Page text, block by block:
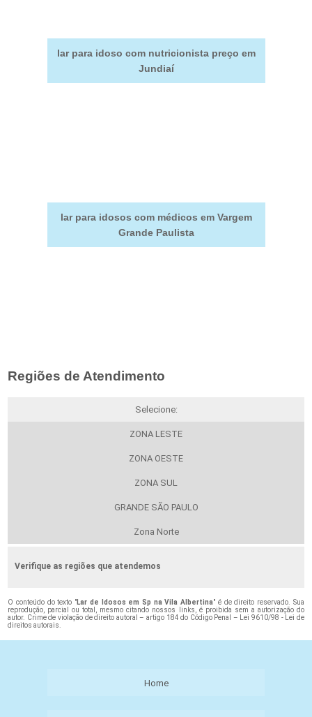
lar para idoso com nutricionista preço em
Jundiaí
lar para idosos com médicos em Vargem
Grande Paulista
Regiões de Atendimento
Selecione:
ZONA LESTE
ZONA OESTE
ZONA SUL
GRANDE SÃO PAULO
Zona Norte
Verifique as regiões que atendemos
O conteúdo do texto "Lar de Idosos em Sp na Vila Albertina" é de direito reservado. Sua
reprodução, parcial ou total, mesmo citando nossos links, é proibida sem a autorização do
autor. Crime de violação de direito autoral – artigo 184 do Código Penal –
Lei 9610/98 - Lei de
direitos autorais
Home